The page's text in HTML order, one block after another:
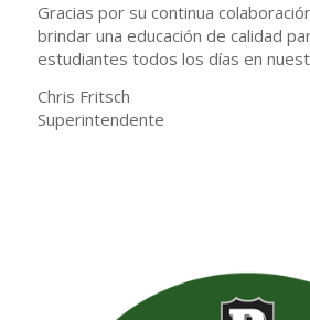
Gracias por su continua
brindar una educación de calidad
estudiantes todos los días en
Chris Fritsch
Superintendente